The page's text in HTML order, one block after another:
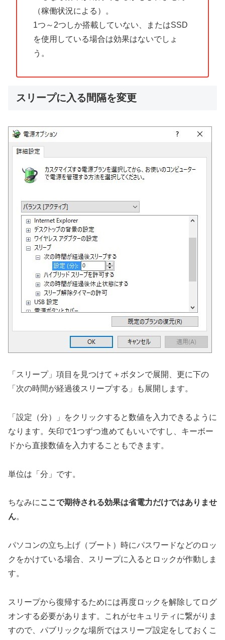
（稼働状況による）。
1つ～2つしか搭載していない、またはSSD
を使用している場合は効果はないでしょ
う。
スリープに入る間隔を変更
「スリープ」項目を見つけて＋ボタンで展開、更に下の
「次の時間が経過後スリープする」も展開します。
「設定（分）」をクリックすると数値を入力できるように
なります。矢印で1つずつ進めてもいいですし、キーボー
ドから直接数値を入力することもできます。
単位は「分」です。
ちなみに ここで期待される効果は省電力だけではありませ
ん。
パソコンの立ち上げ（ブート）時にパスワードなどのロッ
クをかけている場合、スリープに入るとロックが作動しま
す。
スリープから復帰するためには再度ロックを解除してログ
オンする必要があります。これがセキュリティに繋がりま
すので、パブリックな場所ではスリープ設定をしておくこ